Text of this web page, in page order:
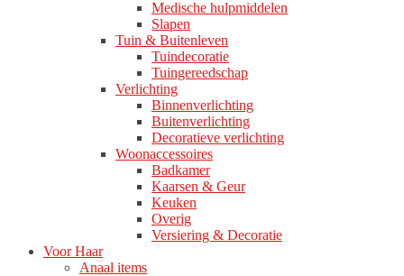
Medische hulpmiddelen
Slapen
Tuin & Buitenleven
Tuindecoratie
Tuingereedschap
Verlichting
Binnenverlichting
Buitenverlichting
Decoratieve verlichting
Woonaccessoires
Badkamer
Kaarsen & Geur
Keuken
Overig
Versiering & Decoratie
Voor Haar
Anaal items